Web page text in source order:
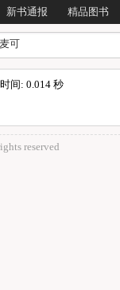
新书通报 精品图书
间: 0.014 秒
reserved